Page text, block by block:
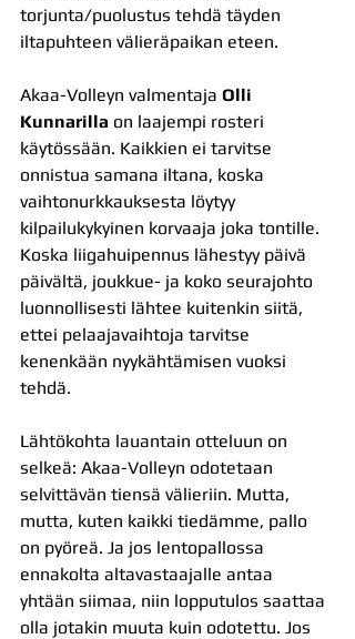
torjunta/puolustus tehdä täyden
iltapuhteen välieräpaikan eteen.
Akaa-Volleyn valmentaja Olli
Kunnarilla on laajempi rosteri
käytössään. Kaikkien ei tarvitse
onnistua samana iltana, koska
vaihtonurkkauksesta löytyy
kilpailukykyinen korvaaja joka tontille.
Koska liigahuipennus lähestyy päivä
päivältä, joukkue- ja koko seurajohto
luonnollisesti lähtee kuitenkin siitä,
ettei pelaajavaihtoja tarvitse
kenenkään nyykähtämisen vuoksi
tehdä.
Lähtökohta lauantain otteluun on
selkeä: Akaa-Volleyn odotetaan
selvittävän tiensä välieriin. Mutta,
mutta, kuten kaikki tiedämme, pallo
on pyöreä. Ja jos lentopallossa
ennakolta altavastaajalle antaa
yhtään siimaa, niin lopputulos saattaa
olla jotakin muuta kuin odotettu. Jos